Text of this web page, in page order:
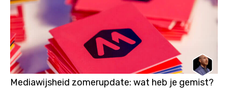
Mediawijsheid zomerupdate: wat heb je gemist?